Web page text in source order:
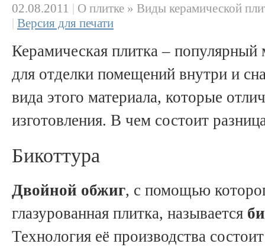
02.08.2011 | О плитке » Виды керамической
| Версия для печати
Керамическая плитка –
для отделки помещений внутри и
вида этого материала, которые
изготовления. В чем состоит
Бикоттура
Двойной обжиг, с помощью
глазурованная плитка, называется
Технология её производства